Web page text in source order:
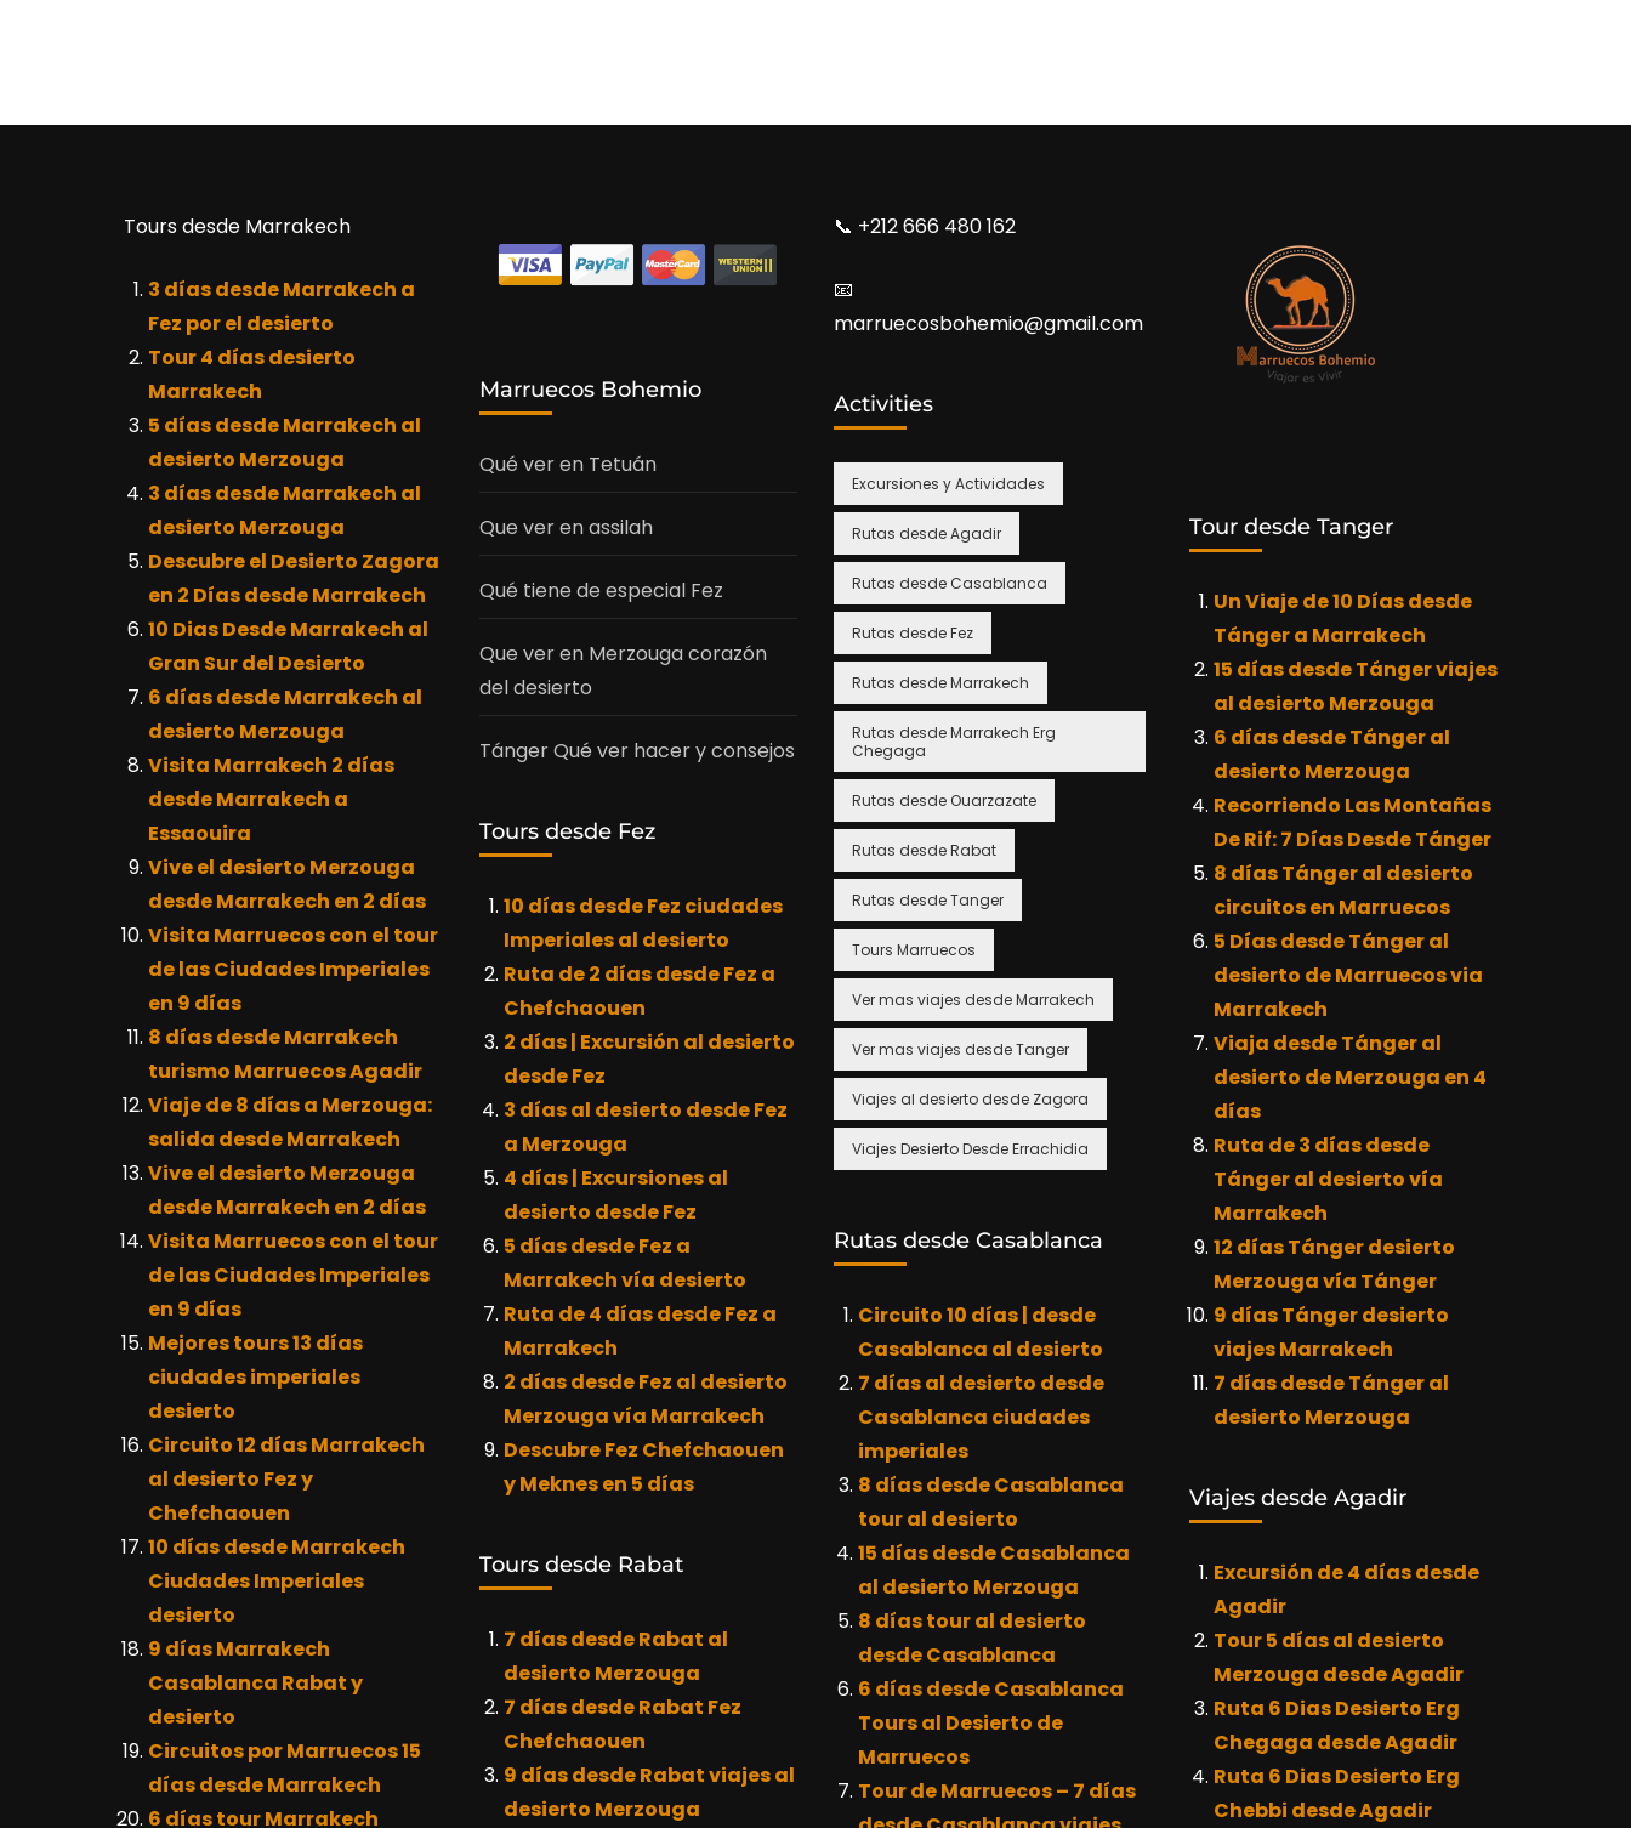
Tours desde Marrakech
3 días desde Marrakech a
Fez por el desierto
Tour 4 días desierto
Marrakech
5 días desde Marrakech al
desierto Merzouga
3 días desde Marrakech al
desierto Merzouga
Descubre el Desierto Zagora
en 2 Días desde Marrakech
10 Dias Desde Marrakech al
Gran Sur del Desierto
6 días desde Marrakech al
desierto Merzouga
Visita Marrakech 2 días
desde Marrakech a
Essaouira
Vive el desierto Merzouga
desde Marrakech en 2 días
Visita Marruecos con el tour
de las Ciudades Imperiales
en 9 días
8 días desde Marrakech
turismo Marruecos Agadir
Viaje de 8 días a Merzouga:
salida desde Marrakech
Vive el desierto Merzouga
desde Marrakech en 2 días
Visita Marruecos con el tour
de las Ciudades Imperiales
en 9 días
Mejores tours 13 días
ciudades imperiales
desierto
Circuito 12 días Marrakech
al desierto Fez y
Chefchaouen
10 días desde Marrakech
Ciudades Imperiales
desierto
9 días Marrakech
Casablanca Rabat y
desierto
Circuitos por Marruecos 15
días desde Marrakech
6 días tour Marrakech
Marruecos Bohemio
Qué ver en Tetuán
Que ver en assilah
Qué tiene de especial Fez
Que ver en Merzouga corazón
del desierto
Tánger Qué ver hacer y consejos
Tours desde Fez
10 días desde Fez ciudades
Imperiales al desierto
Ruta de 2 días desde Fez a
Chefchaouen
2 días | Excursión al desierto
desde Fez
3 días al desierto desde Fez
a Merzouga
4 días | Excursiones al
desierto desde Fez
5 días desde Fez a
Marrakech vía desierto
Ruta de 4 días desde Fez a
Marrakech
2 días desde Fez al desierto
Merzouga vía Marrakech
Descubre Fez Chefchaouen
y Meknes en 5 días
Tours desde Rabat
7 días desde Rabat al
desierto Merzouga
7 días desde Rabat Fez
Chefchaouen
9 días desde Rabat viajes al
desierto Merzouga
📞​ +212 666 480 162
📧​
marruecosbohemio@gmail.com
Activities
Excursiones y Actividades
Rutas desde Agadir
Rutas desde Casablanca
Rutas desde Fez
Rutas desde Marrakech
Rutas desde Marrakech Erg
Chegaga
Rutas desde Ouarzazate
Rutas desde Rabat
Rutas desde Tanger
Tours Marruecos
Ver mas viajes desde Marrakech
Ver mas viajes desde Tanger
Viajes al desierto desde Zagora
Viajes Desierto Desde Errachidia
Rutas desde Casablanca
Circuito 10 días | desde
Casablanca al desierto
7 días al desierto desde
Casablanca ciudades
imperiales
8 días desde Casablanca
tour al desierto
15 días desde Casablanca
al desierto Merzouga
8 días tour al desierto
desde Casablanca
6 días desde Casablanca
Tours al Desierto de
Marruecos
Tour de Marruecos – 7 días
Tour desde Tanger
Un Viaje de 10 Días desde
Tánger a Marrakech
15 días desde Tánger viajes
al desierto Merzouga
6 días desde Tánger al
desierto Merzouga
Recorriendo Las Montañas
De Rif: 7 Días Desde Tánger
8 días Tánger al desierto
circuitos en Marruecos
5 Días desde Tánger al
desierto de Marruecos via
Marrakech
Viaja desde Tánger al
desierto de Merzouga en 4
días
Ruta de 3 días desde
Tánger al desierto vía
Marrakech
12 días Tánger desierto
Merzouga vía Tánger
9 días Tánger desierto
viajes Marrakech
7 días desde Tánger al
desierto Merzouga
Viajes desde Agadir
Excursión de 4 días desde
Agadir
Tour 5 días al desierto
Merzouga desde Agadir
Ruta 6 Dias Desierto Erg
Chegaga desde Agadir
Ruta 6 Dias Desierto Erg
Chebbi desde Agadir